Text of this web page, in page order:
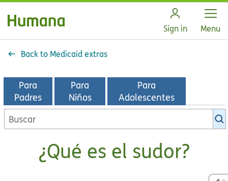
Sign in Open
Menu
Back to Medicaid extras
Para
Padres
Para
Niños
Para
Adolescentes
Buscar
en
¿Qué es el sudor?